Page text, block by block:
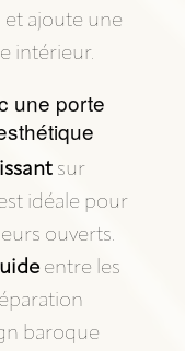
et ajoute une
intérieur.
une porte
sur
idéale pour
ouverts.
entre les
baroque